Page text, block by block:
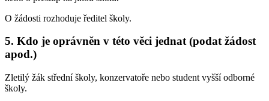
O žádosti rozhoduje ředitel školy.
5. Kdo je oprávněn v této věci jednat (podat žádost
apod.)
Zletilý žák střední školy, konzervatoře nebo student vyšší odborné
školy.